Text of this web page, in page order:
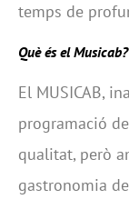
temps de
Què és el Musicab?
El MUSICAB,
programació
qualitat, però
gastronomia